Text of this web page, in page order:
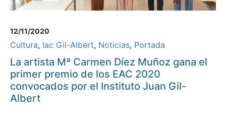
12/11/2020
Cultura, Iac Gil-Albert, Noticias, Portada
La artista Mª Carmen Díez Muñoz gana el
primer premio de los EAC 2020
convocados por el Instituto Juan Gil-
Albert